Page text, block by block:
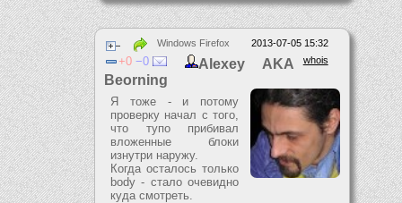
2013-07-05 15:32
Windows Firefox
whois
0 0
Alexey AKA
Beorning
Я тоже - и потому
проверку начал с того,
что тупо прибивал
вложенные блоки
изнутри наружу.
Когда осталось только
body - стало очевидно
куда смотреть.